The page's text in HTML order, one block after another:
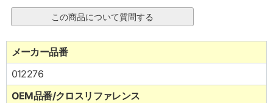
メーカー品番
012276
OEM品番/クロスリファレンス